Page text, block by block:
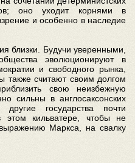
оно уходит корнями в
и особенно в наследие
близки. Будучи уверенными,
эволюционируют в
и свободного рынка,
также считают своим долгом
свою неизбежную
сильны в англосаксонских
государства почти
этом кильватере, чтобы не
Маркса, на свалку